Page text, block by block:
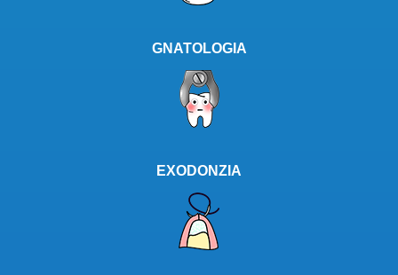
GNATOLOGIA
EXODONZIA